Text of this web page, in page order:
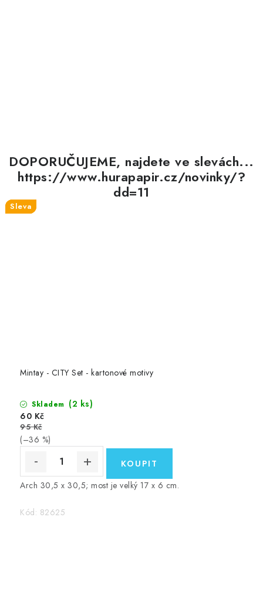
DOPORUČUJEME, najdete ve slevách...
https://www.hurapapir.cz/novinky/?
dd=11
Sleva
Mintay - CITY Set - kartonové motivy
Skladem (2 ks)
60 Kč
95 Kč
(–36 %)
Arch 30,5 x 30,5; most je velký 17 x 6 cm.
Kód: 82625
Sleva
Sleva